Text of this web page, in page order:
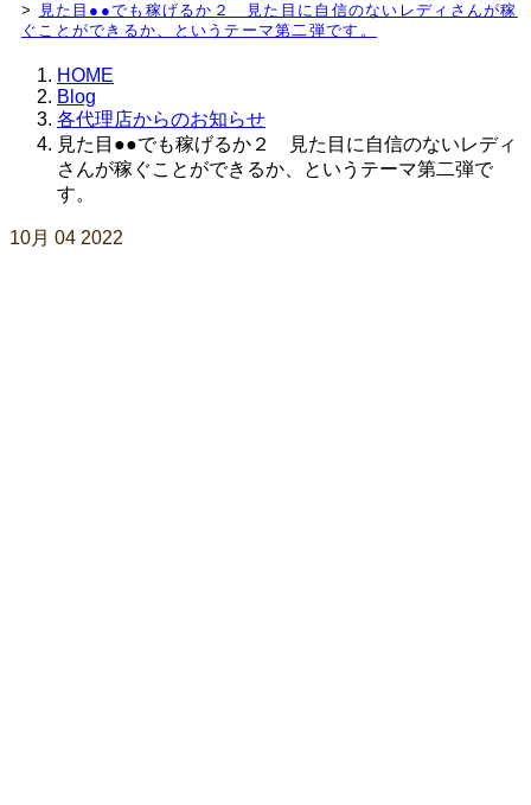
>
見た目●●でも稼げるか２ 見た目に自信のないレディさんが稼
ぐことができるか、というテーマ第二弾です。
HOME
Blog
各代理店からのお知らせ
見た目●●でも稼げるか２ 見た目に自信のないレディ
さんが稼ぐことができるか、というテーマ第二弾で
す。
10月 04 2022